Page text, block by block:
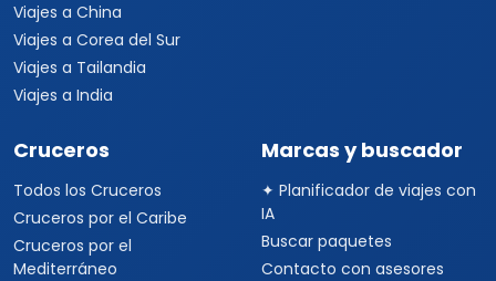
Viajes a China
Viajes a Corea del Sur
Viajes a Tailandia
Viajes a India
Cruceros
Todos los Cruceros
Cruceros por el Caribe
Cruceros por el
Mediterráneo
Marcas y buscador
✦ Planificador de viajes con
IA
Buscar paquetes
Contacto con asesores